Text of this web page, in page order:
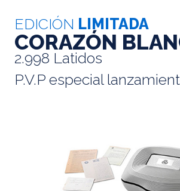
EDICIÓN LIMITADA
CORAZÓN
2.998 Latidos
P.V.P especial